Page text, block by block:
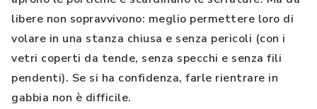
libere non sopravvivono: meglio permettere loro di
volare in una stanza chiusa e senza pericoli (con i
vetri coperti da tende, senza specchi e senza fili
pendenti). Se si ha confidenza, farle rientrare in
gabbia non è difficile.